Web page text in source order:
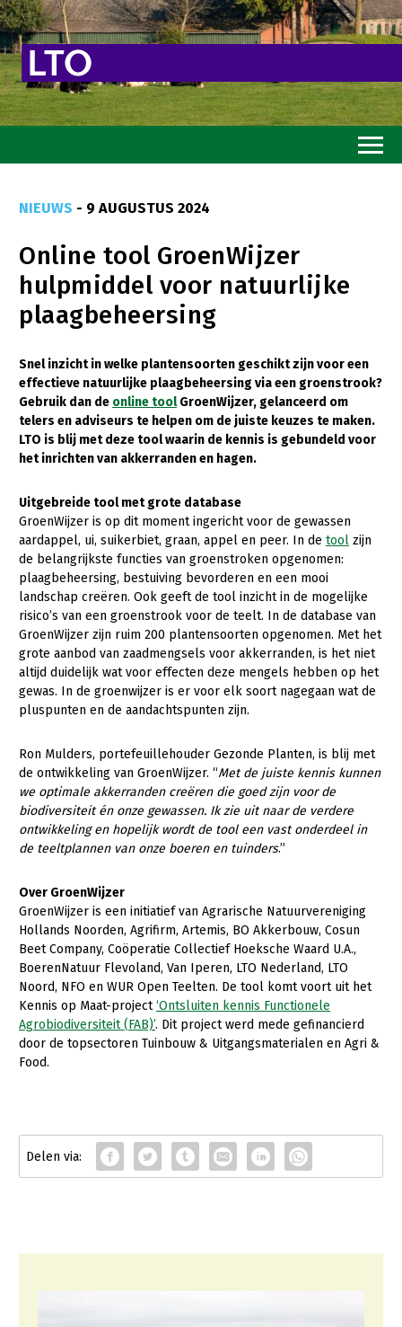
Goed eten
Mooi groen
Sterk ondernemerschap
Transitiepaden
Thema’s
Gezonde planten
Gezonde dieren
Natuur, klimaat en energie
Bodem en water
Platteland en omgeving
Mens, ondernemerschap en onderwijs
Internationaal
Sectoren
Geitenhouderij
Kalverhouderij
Konijnenhouderij
Paardenhouderij
Pluimveehouderij
Schapenhouderij
Varkenshouderij
Vleesveehouderij
Akkerbouw
Biologische Landbouw
Bollenteelt
Fruitteelt
Glastuinbouw
Paddenstoelen
Vollegrondsgroente
Multifunctionele landbouw
Multifunctioneel
Vrouw en Bedrijf
Onderwerpen
Nieuws
Webinars
Over LTO
LTO Nederland
Mensen
Bestuur en Directie
Jaarverslag 2023
Contact
NIEUWS - 9 AUGUSTUS 2024
Online tool GroenWijzer
hulpmiddel voor natuurlijke
plaagbeheersing
Snel inzicht in welke plantensoorten geschikt zijn voor een
effectieve natuurlijke plaagbeheersing via een groenstrook?
Gebruik dan de online toolGroenWijzer, gelanceerd om
telers en adviseurs te helpen om de juiste keuzes te maken.
LTO is blij met deze tool waarin de kennis is gebundeld voor
het inrichten van akkerranden en hagen.
Uitgebreide tool met grote database
GroenWijzer is op dit moment ingericht voor de gewassen
aardappel, ui, suikerbiet, graan, appel en peer. In de tool zijn
de belangrijkste functies van groenstroken opgenomen:
plaagbeheersing, bestuiving bevorderen en een mooi
landschap creëren. Ook geeft de tool inzicht in de mogelijke
risico’s van een groenstrook voor de teelt. In de database van
GroenWijzer zijn ruim 200 plantensoorten opgenomen. Met het
grote aanbod van zaadmengsels voor akkerranden, is het niet
altijd duidelijk wat voor effecten deze mengels hebben op het
gewas. In de groenwijzer is er voor elk soort nagegaan wat de
pluspunten en de aandachtspunten zijn.
Ron Mulders, portefeuillehouder Gezonde Planten, is blij met
de ontwikkeling van GroenWijzer. “Met de juiste kennis kunnen
we optimale akkerranden creëren die goed zijn voor de
biodiversiteit én onze gewassen. Ik zie uit naar de verdere
ontwikkeling en hopelijk wordt de tool een vast onderdeel in
de teeltplannen van onze boeren en tuinders.”
Over GroenWijzer
GroenWijzer is een initiatief van Agrarische Natuurvereniging
Hollands Noorden, Agrifirm, Artemis, BO Akkerbouw, Cosun
Beet Company, Coöperatie Collectief Hoeksche Waard U.A.,
BoerenNatuur Flevoland, Van Iperen, LTO Nederland, LTO
Noord, NFO en WUR Open Teelten. De tool komt voort uit het
Kennis op Maat-project‘Ontsluiten kennis Functionele
Agrobiodiversiteit (FAB)’. Dit project werd mede gefinancierd
door de topsectoren Tuinbouw & Uitgangsmaterialen en Agri &
Food.